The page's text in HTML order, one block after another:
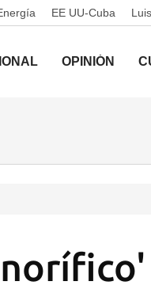
EE UU-Cuba
OPINIÓN